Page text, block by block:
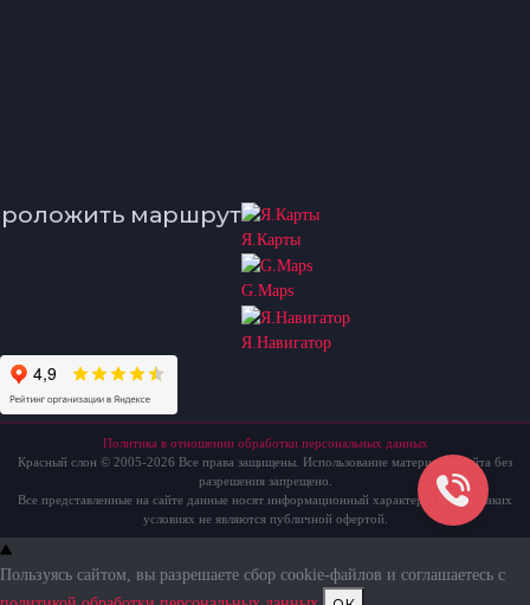
маршрут
Я.Карты
G.Maps
Я.Навигатор
Политика в отношении обработки персональных данных
Красный слон © 2005-2026 Все права защищены. Использование материалов сайта без
разрешения запрещено.
Все представленные на сайте данные носят информационный характер и ни при каких
условиях не являются публичной офертой.
Пользуясь сайтом, вы разрешаете сбор cookie-файлов и соглашаетесь с